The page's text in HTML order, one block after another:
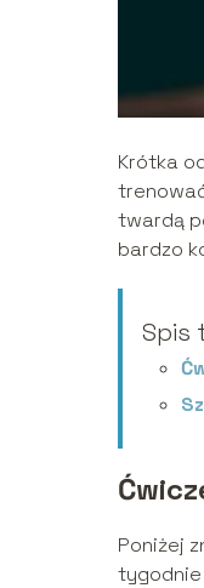
Krótka
twardą
bardzo
Spis
Poniżej
tygodnie